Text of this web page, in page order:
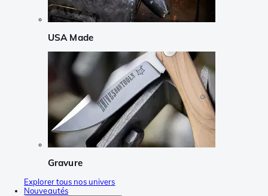
USA Made
Gravure
Explorer tous nos univers
Nouveautés